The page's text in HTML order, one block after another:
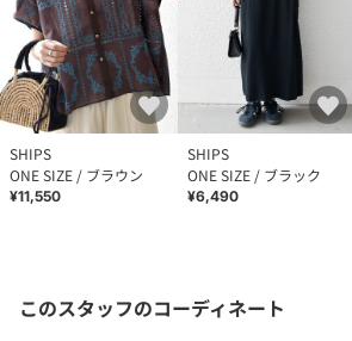
SHIPS
ONE SIZE / ブラウン
¥11,550
SHIPS
ONE SIZE / ブラック
¥6,490
このスタッフのコーディネート